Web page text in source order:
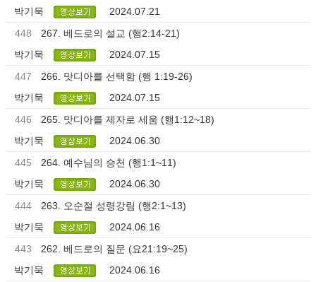
박기묵
2024.07.21
448
267. 베드로의 설교 (행2:14-21)
박기묵
2024.07.15
447
266. 맛디아를 선택함 (행 1:19-26)
박기묵
2024.07.15
446
265. 맛디아를 제자로 세움 (행1:12~18)
박기묵
2024.06.30
445
264. 예수님의 승천 (행1:1~11)
박기묵
2024.06.30
444
263. 오순절 성령강림 (행2:1~13)
박기묵
2024.06.16
443
262. 베드로의 질문 (요21:19~25)
박기묵
2024.06.16